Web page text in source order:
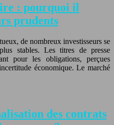
: pourquoi il
prudents
de nombreux investisseurs se
stables. Les titres de presse
pour les obligations, perçues
économique. Le marché
des contrats